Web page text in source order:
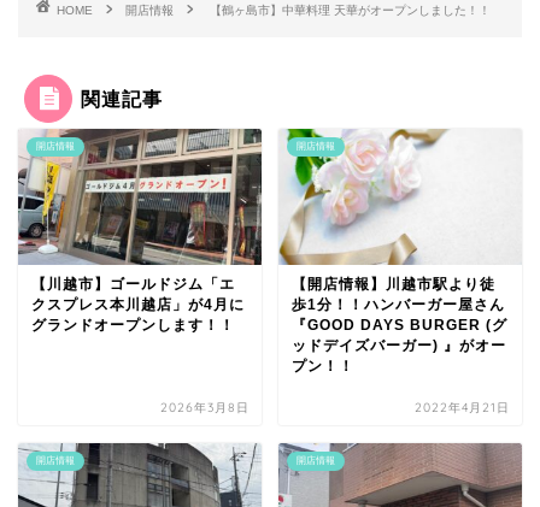
HOME 開店情報 【鶴ヶ島市】中華料理 天華がオープンしました！！
関連記事
開店情報
【川越市】ゴールドジム「エ
クスプレス本川越店」が4月に
グランドオープンします！！
2026年3月8日
開店情報
【開店情報】川越市駅より徒
歩1分！！ハンバーガー屋さん
『GOOD DAYS BURGER (グ
ッドデイズバーガー) 』がオー
プン！！
2022年4月21日
開店情報 開店情報